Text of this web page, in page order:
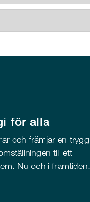
för alla
och främjar en trygg
till ett
Nu och i framtiden.